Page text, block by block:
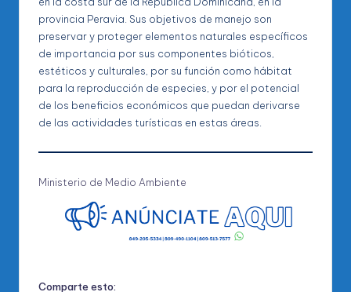
provincia Peravia. Sus objetivos de manejo son
preservar y proteger elementos naturales específicos
de importancia por sus componentes bióticos,
estéticos y culturales, por su función como hábitat
para la reproducción de especies, y por el potencial
de los beneficios económicos que puedan derivarse
de las actividades turísticas en estas áreas.
Ministerio de Medio Ambiente
Comparte esto: